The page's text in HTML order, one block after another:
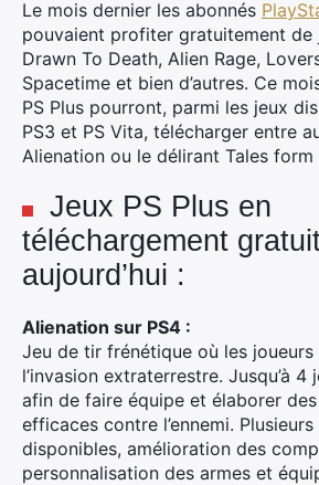
Le mois dernier les abonnés
pouvaient profiter gratuitement de
Drawn To Death, Alien Rage,
Spacetime et bien d’autres. Ce
PS Plus pourront, parmi les jeux
PS3 et PS Vita, télécharger entre
Alienation ou le délirant Tales form
Jeux PS Plus en
téléchargement
aujourd’hui :
Alienation sur PS4 :
Jeu de tir frénétique où les
l’invasion extraterrestre. Jusqu’à 4
afin de faire équipe et élaborer
efficaces contre l’ennemi. Plusieurs
disponibles, amélioration des
personnalisation des armes et